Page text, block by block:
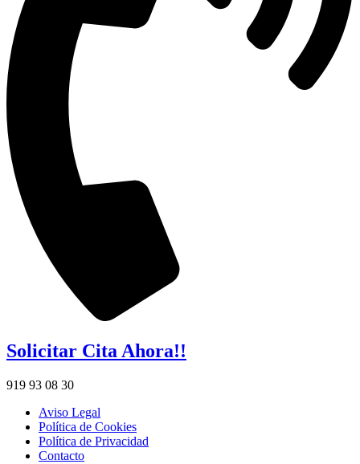
Solicitar Cita Ahora!!
919 93 08 30
Aviso Legal
Política de Cookies
Política de Privacidad
Contacto